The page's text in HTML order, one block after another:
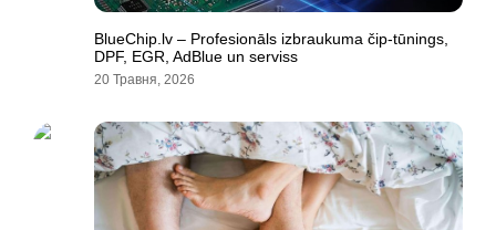
BlueChip.lv – Profesionāls izbraukuma čip-tūnings,
DPF, EGR, AdBlue un serviss
20 Травня, 2026